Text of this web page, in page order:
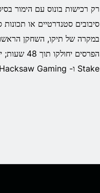
רק רכישות בונוס עם הימור בסיס מינימלי
סיבובים סטנדרטיים או תכונות
במקרה של תיקו, השחקן
הפרסים יחולקו תוך 48 שעות; יש להמתין עד 72 שעות להשלמת כספי הבונוס.
Stake ו- Hacksaw Gaming רשאיות לשנות או לבטל קידום מכירות זה בכל עת.